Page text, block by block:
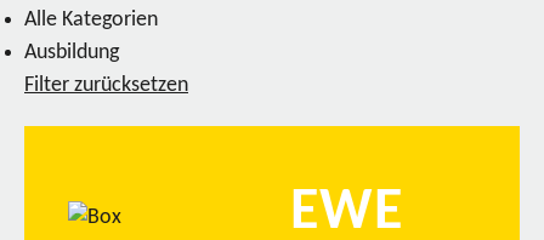
Alle Kategorien
Ausbildung
Filter zurücksetzen
EWE